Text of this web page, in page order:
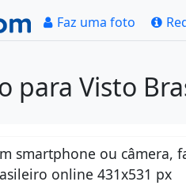
Faz uma foto
para Visto
smartphone ou câmera,
online 431x531 px